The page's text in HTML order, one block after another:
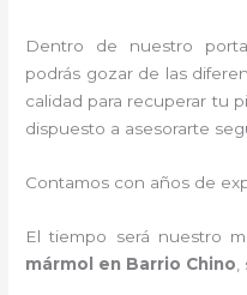
Dentro de nuestro
podrás gozar de las
calidad para recuperar tu
dispuesto a asesorarte
Contamos con años de
El tiempo será nuestro
mármol
en Barrio Chino